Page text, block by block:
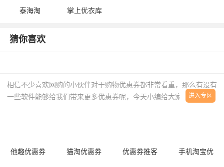
泰海淘 掌上优衣库
猜你喜欢
相信不少喜欢网购的小伙伴对于购物优惠券都非常看重，那么有没有
一些软件能够给我们带来更多优惠券呢，今天小编给大家整理了一些
进入专区
他趣优惠券 猫淘优惠券 优惠券推客
手机淘宝优